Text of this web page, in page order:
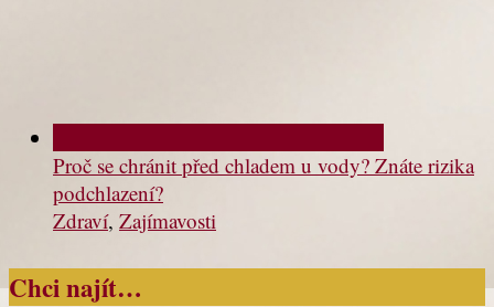
Proč se chránit před chladem u vody? Znáte rizika
podchlazení?
Zdraví, Zajímavosti
Chci najít…